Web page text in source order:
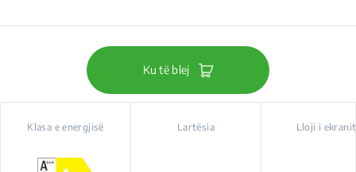
Ku të blej
Klasa e energjisë Lartësia Lloji i ekranit